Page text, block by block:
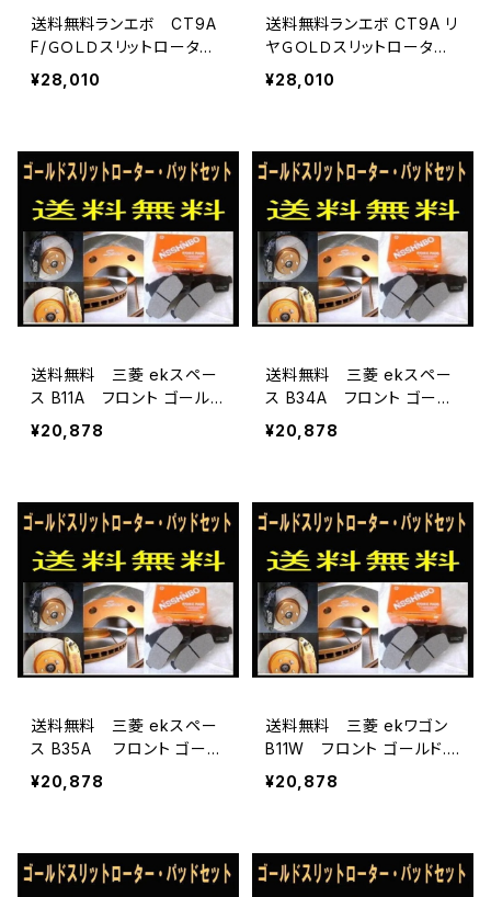
送料無料ランエボ CT9A
F/ＧＯＬＤスリットローター
＆ストリートパッド
¥28,010
送料無料ランエボ CT9A リ
ヤＧＯＬＤスリットローター
＆ストリートパッド
¥28,010
送料無料 三菱 ekスペー
ス B11A フロント ゴール
ド.ドリルド・スリットロータ
ー＆パッドセットADVICS
¥20,878
送料無料 三菱 ekスペー
ス B34A フロント ゴール
ド.ドリルド・スリットロータ
ー＆パッドセットADVICS
¥20,878
送料無料 三菱 ekスペー
ス B35A フロント ゴール
ド.ドリルド・スリットロータ
ー＆パッドセットADVICS
¥20,878
送料無料 三菱 ekワゴン
B11W フロント ゴールド.ド
リルド・スリットローター＆パ
ッドセットADVICS（車体番
¥20,878